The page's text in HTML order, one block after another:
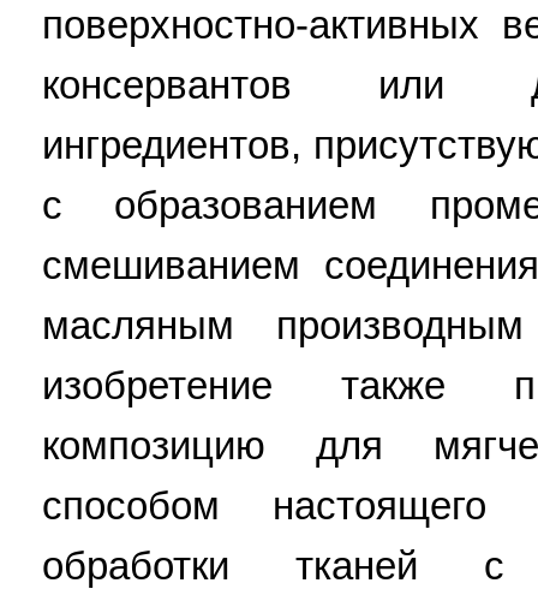
поверхностно-активных
консервантов или
ингредиентов,
с образованием
смешиванием
масляным
изобретение также
композицию для
способом
обработки тканей